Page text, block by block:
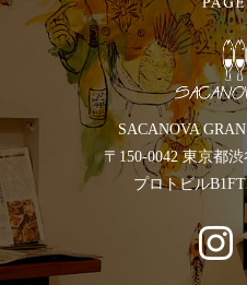
SACANOVA
〒150-0042 東京都
プロトビルB1F